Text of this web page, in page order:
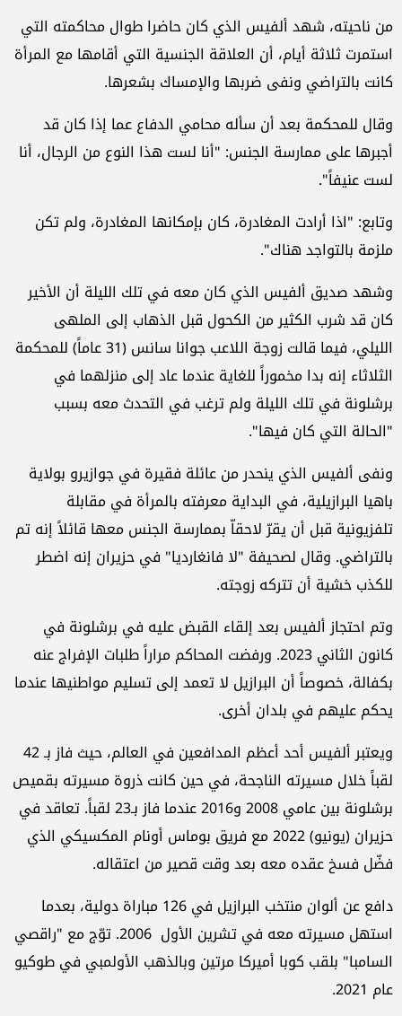
من ناحيته، شهد ألفيس الذي كان حاضرا طوال محاكمته التي
استمرت ثلاثة أيام، أن العلاقة الجنسية التي أقامها مع المرأة
كانت بالتراضي ونفى ضربها والإمساك بشعرها.
وقال للمحكمة بعد أن سأله محامي الدفاع عما إذا كان قد
أجبرها على ممارسة الجنس: "أنا لست هذا النوع من الرجال، أنا
لست عنيفاً".
وتابع: "اذا أرادت المغادرة، كان بإمكانها المغادرة، ولم تكن
ملزمة بالتواجد هناك".
وشهد صديق ألفيس الذي كان معه في تلك الليلة أن الأخير
كان قد شرب الكثير من الكحول قبل الذهاب إلى الملهى
الليلي، فيما قالت زوجة اللاعب جوانا سانس (31 عاماً) للمحكمة
الثلاثاء إنه بدا مخموراً للغاية عندما عاد إلى منزلهما في
برشلونة في تلك الليلة ولم ترغب في التحدث معه بسبب
"الحالة التي كان فيها".
ونفى ألفيس الذي ينحدر من عائلة فقيرة في جوازيرو بولاية
باهيا البرازيلية، في البداية معرفته بالمرأة في مقابلة
تلفزيونية قبل أن يقرّ لاحقاّ بممارسة الجنس معها قائلاً إنه تم
بالتراضي. وقال لصحيفة "لا فانغارديا" في حزيران إنه اضطر
للكذب خشية أن تتركه زوجته.
وتم احتجاز ألفيس بعد إلقاء القبض عليه في برشلونة في
كانون الثاني 2023. ورفضت المحاكم مراراً طلبات الإفراج عنه
بكفالة، خصوصاً أن البرازيل لا تعمد إلى تسليم مواطنيها عندما
يحكم عليهم في بلدان أخرى.
ويعتبر ألفيس أحد أعظم المدافعين في العالم، حيث فاز بـ 42
لقباً خلال مسيرته الناجحة، في حين كانت ذروة مسيرته بقميص
برشلونة بين عامي 2008 و2016 عندما فاز بـ23 لقباً. تعاقد في
حزيران (يونيو) 2022 مع فريق بوماس أونام المكسيكي الذي
فضّل فسخ عقده معه بعد وقت قصير من اعتقاله.
دافع عن ألوان منتخب البرازيل في 126 مباراة دولية، بعدما
استهل مسيرته معه في تشرين الأول 2006. توّج مع "راقصي
السامبا" بلقب كوبا أميركا مرتين وبالذهب الأولمبي في طوكيو
عام 2021.